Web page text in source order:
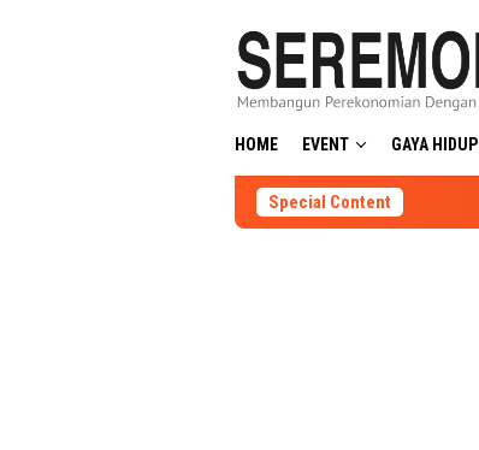
HOME EVENT GAYA HIDUP
Special Content